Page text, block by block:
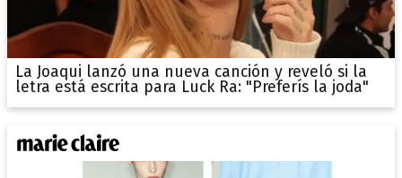
La Joaqui lanzó una nueva canción y reveló si la
letra está escrita para Luck Ra: "Preferís la joda"